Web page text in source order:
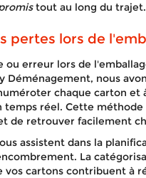
tout au long du trajet.
pertes lors de
erreur lors de
Déménagement, nous
chaque carton et
temps réel. Cette
de retrouver facilement
assistent dans la
La
cartons contribuent à